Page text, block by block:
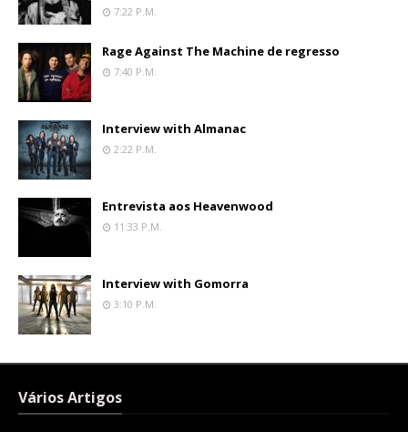
7:22 P.m.
Rage Against The Machine de regresso
7:40 P.m.
Interview with Almanac
2:22 P.m.
Entrevista aos Heavenwood
11:33 P.m.
Interview with Gomorra
3:10 P.m.
Vários Artigos